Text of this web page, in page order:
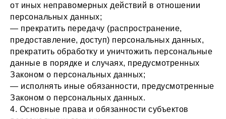
от иных неправомерных действий в отношении
персональных данных;
— прекратить передачу (распространение,
предоставление, доступ) персональных данных,
прекратить обработку и уничтожить персональные
данные в порядке и случаях, предусмотренных
Законом о персональных данных;
— исполнять иные обязанности, предусмотренные
Законом о персональных данных.
4. Основные права и обязанности субъектов